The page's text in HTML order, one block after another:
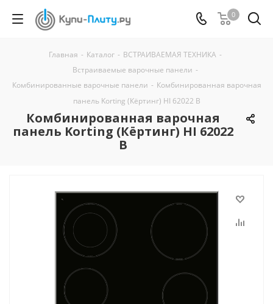
0
Главная - Каталог - ВСТРАИВАЕМАЯ ТЕХНИКА -
Встраиваемые варочные панели -
Комбинированные варочные панели - Комбинированная варочная
панель Korting (Кёртинг) HI 62022 B
Комбинированная варочная
панель Korting (Кёртинг) HI 62022
B